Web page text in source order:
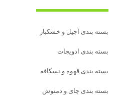
بسته بندی آجیل و خشکبار
بسته‌ بندی ادویجات
بسته بندی قهوه و نسکافه
بسته بندی چای و دمنوش